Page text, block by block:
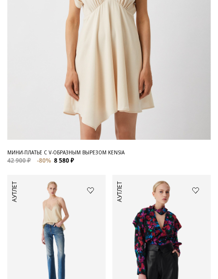
МИНИ-ПЛАТЬЕ С V-ОБРАЗНЫМ ВЫРЕЗОМ KENSIA
42 900 ₽ -80% 8 580 ₽
АУТЛЕТ АУТЛЕТ